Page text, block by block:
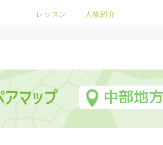
レッスン 人物紹介